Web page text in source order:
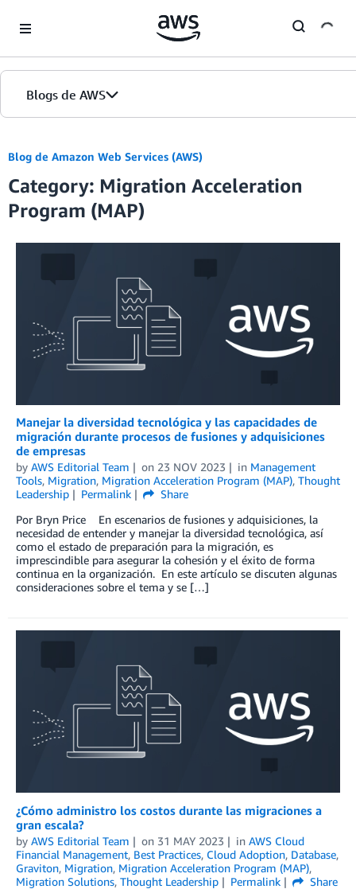
Blogs de AWS
Inicio
Ediciones
Blog de Amazon Web Services (AWS)
Category: Migration Acceleration
Program (MAP)
Manejar la diversidad tecnológica y las capacidades de
migración durante procesos de fusiones y adquisiciones
de empresas
by AWS Editorial Team on 23 NOV 2023 in Management
Tools, Migration, Migration Acceleration Program (MAP), Thought
Leadership
Permalink
Share
Por Bryn Price En escenarios de fusiones y adquisiciones, la
necesidad de entender y manejar la diversidad tecnológica, así
como el estado de preparación para la migración, es
imprescindible para asegurar la cohesión y el éxito de forma
continua en la organización. En este artículo se discuten algunas
consideraciones sobre el tema y se […]
¿Cómo administro los costos durante las migraciones a
gran escala?
by AWS Editorial Team on 31 MAY 2023 in AWS Cloud
Financial Management, Best Practices, Cloud Adoption, Database,
Graviton, Migration, Migration Acceleration Program (MAP),
Migration Solutions, Thought Leadership Permalink
Share